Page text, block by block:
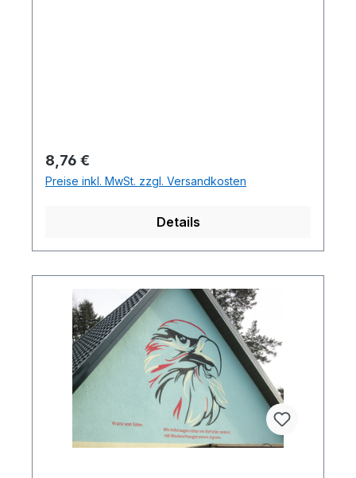
Regulärer Preis:
8,76 €
Preise inkl. MwSt. zzgl. Versandkosten
Details